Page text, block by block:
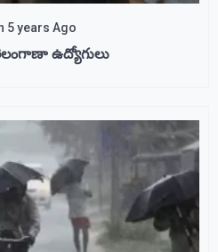
5 years Ago
ఉద్యోగులు